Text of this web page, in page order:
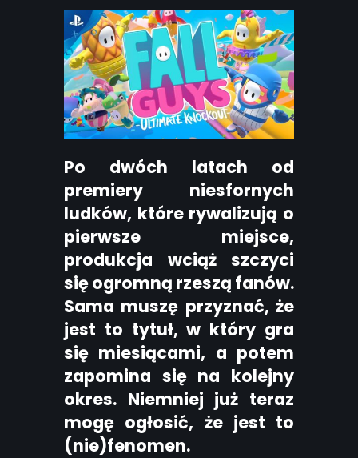
Po dwóch latach od
premiery niesfornych
ludków, które rywalizują o
pierwsze miejsce,
produkcja wciąż szczyci
się ogromną rzeszą fanów.
Sama muszę przyznać, że
jest to tytuł, w który gra
się miesiącami, a potem
zapomina się na kolejny
okres. Niemniej już teraz
mogę ogłosić, że jest to
(nie)fenomen.